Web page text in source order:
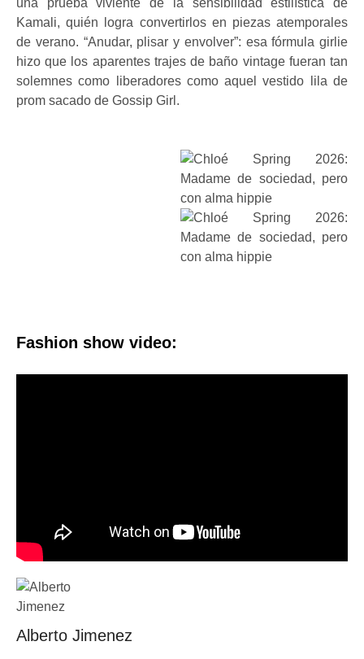
una prueba viviente de la sensibilidad estilística de
Kamali, quién logra convertirlos en piezas atemporales
de verano. “Anudar, plisar y envolver”: esa fórmula girlie
hizo que los aparentes trajes de baño vintage fueran tan
solemnes como liberadores como aquel vestido lila de
prom sacado de Gossip Girl.
Fashion show video:
Alberto Jimenez